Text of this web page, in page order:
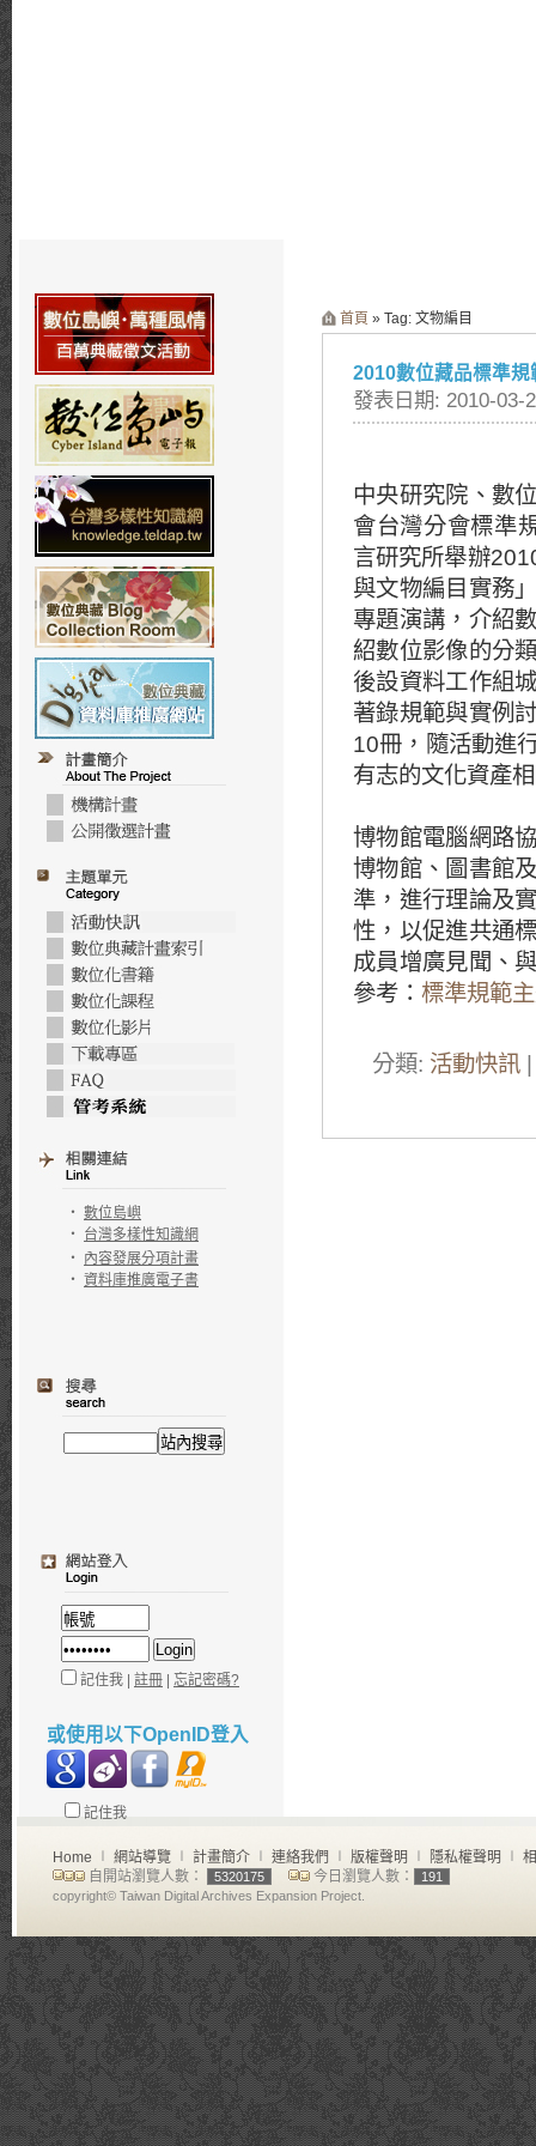
‧ 數位島嶼
‧ 台灣多樣性知識網
‧ 內容發展分項計畫
‧ 資料庫推廣電子書
記住我 | 註冊 | 忘記密碼?
或使用以下OpenID登入
記住我
首頁 » Tag: 文物編目
2010數位藏品標準
發表日期: 2010-03-
中央研究院、數
會台灣分會標準
言研究所舉辦
與文物編目實務
專題演講，介紹
紹數位影像的分
後設資料工作組
著錄規範與實例
10冊，隨活動進
有志的文化資產
博物館電腦網路
博物館、圖書館
準，進行理論及
性，以促進共通
成員增廣見聞、
參考： 標準規範
分類: 活動快訊
Home ∣ 網站導覽 ∣ 計畫簡介 ∣ 連絡我們 ∣ 版權聲明 ∣ 隱私權聲明 ∣
自開站瀏覽人數：
5320175 今日瀏覽人數：
191
copyright© Taiwan Digital Archives Expansion Project.